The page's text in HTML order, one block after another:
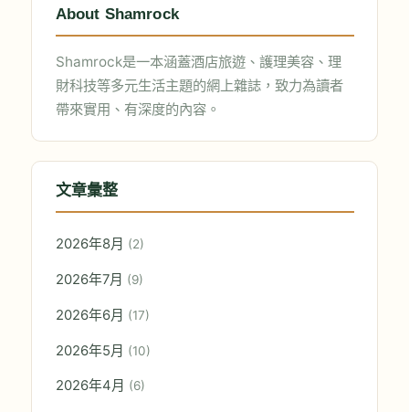
About Shamrock
Shamrock是一本涵蓋酒店旅遊、護理美容、理
財科技等多元生活主題的網上雜誌，致力為讀者
帶來實用、有深度的內容。
文章彙整
2026年8月 (2)
2026年7月 (9)
2026年6月 (17)
2026年5月 (10)
2026年4月 (6)